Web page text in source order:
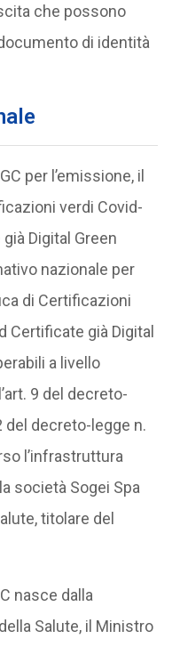
che possono
di identità
per l’emissione, il
verdi Covid-
Digital Green
nazionale per
di Certificazioni
Certificate già Digital
a livello
9 del decreto-
del decreto-legge n.
l’infrastruttura
società Sogei Spa
titolare del
nasce dalla
Salute, il Ministro